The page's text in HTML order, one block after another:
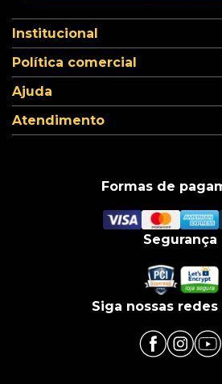
Institucional
Política comercial
Ajuda
Atendimento
Formas de
Segurança
Siga nossas redes